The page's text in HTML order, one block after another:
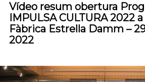
Vídeo resum obertura
IMPULSA CULTURA 2022
Fàbrica Estrella Damm –
2022